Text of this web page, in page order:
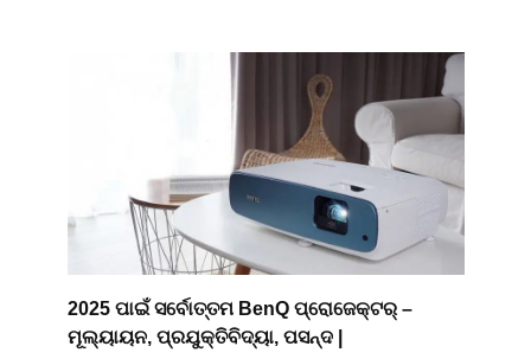
2025 ପାଇଁ ସର୍ବୋତ୍ତମ BenQ ପ୍ରୋଜେକ୍ଟର୍ –
ମୂଲ୍ୟାୟନ, ପ୍ରଯୁକ୍ତିବିଦ୍ୟା, ପସନ୍ଦ |